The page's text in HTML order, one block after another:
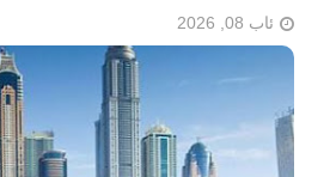
ئاب 08, 2026